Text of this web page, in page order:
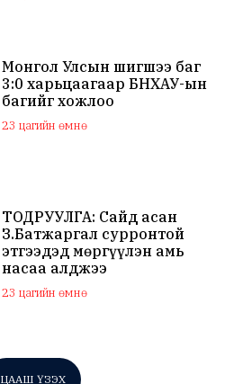
Монгол Улсын шигшээ баг
3:0 харьцаагаар БНХАУ-ын
багийг хожлоо
23 цагийн өмнө
ТОДРУУЛГА: Сайд асан
З.Батжаргал сурронтой
этгээдэд мөргүүлэн амь
насаа алджээ
23 цагийн өмнө
ЦААШ ҮЗЭХ